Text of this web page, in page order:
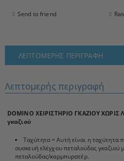
Send to friend
ΛΕΠΤΟΜΕΡΉΣ ΠΕΡΙΓΡΑΦΉ
Λεπτομερής περιγραφή
DOMINO ΧΕΙΡΙΣΤΗΡΙΟ ΓΚΑΖΙΟΥ ΧΩΡΙΣ
γκαζιού
Ταχύτητα = Αυτή είναι η ταχύτητα
συσκευή ελέγχου πεταλούδας γκαζιού
πεταλούδας/καρμπυρατέρ.